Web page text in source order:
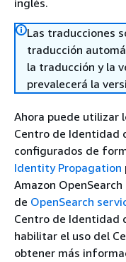
inglés.
Las traducciones
traducción
la traducción y la
prevalecerá la
Ahora puede utilizar
Centro de Identidad
configurados de
Identity Propagation
Amazon
de OpenSearch
Centro de Identidad
habilitar el uso del
obtener más